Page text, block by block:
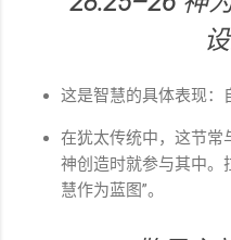
这是智慧的具体表现：
在犹太传统中，这节常
神创造时就参与其中。
慧作为蓝图”。